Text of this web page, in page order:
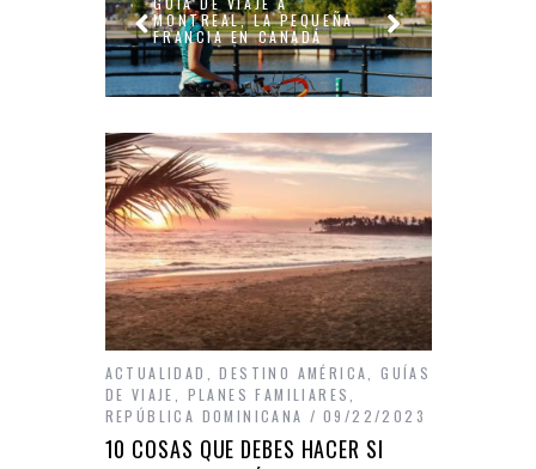
VIAJE A PARACAS, EL
DESIERTO SUR DE PERÚ
ACTUALIDAD ,DESTINO AMÉRICA ,GUÍAS
DE VIAJE
PLANES FAMILIARES
REPÚBLICA DOMINICANA
09/22/2023
10 COSAS QUE DEBES HACER SI